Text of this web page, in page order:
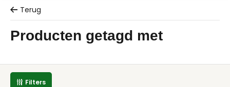
Terug
Producten getagd met
Filters